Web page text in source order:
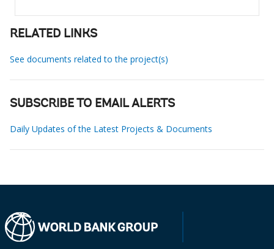
RELATED LINKS
See documents related to the project(s)
SUBSCRIBE TO EMAIL ALERTS
Daily Updates of the Latest Projects & Documents